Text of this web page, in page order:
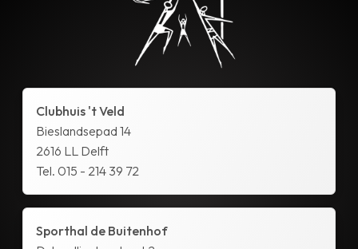
Clubhuis 't Veld
Bieslandsepad 14
2616 LL Delft
Tel. 015 - 214 39 72
Sporthal de Buitenhof